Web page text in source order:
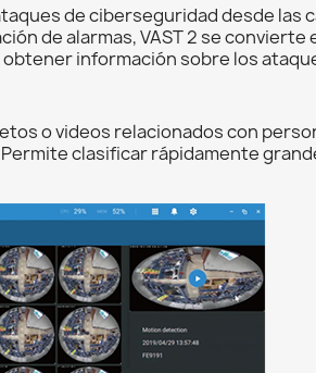
de ciberseguridad desde las
de alarmas, VAST 2 se
información sobre los
o videos relacionados con
Permite clasificar rápidamente